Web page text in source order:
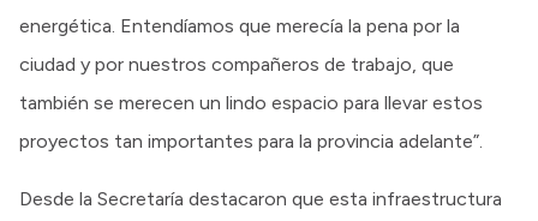
energética. Entendíamos que merecía la pena por la
ciudad y por nuestros compañeros de trabajo, que
también se merecen un lindo espacio para llevar estos
proyectos tan importantes para la provincia adelante”.
Desde la Secretaría destacaron que esta infraestructura